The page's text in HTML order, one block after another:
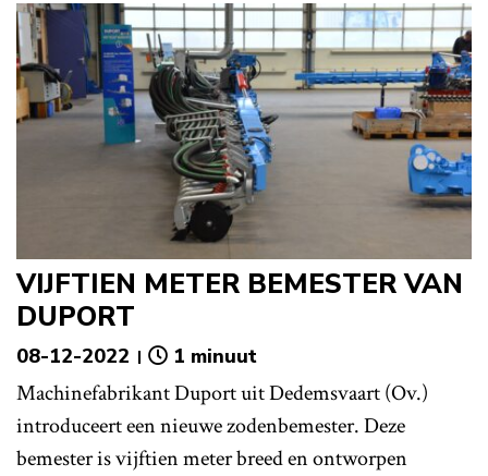
VIJFTIEN METER BEMESTER VAN
DUPORT
08-12-2022 1 minuut
Machinefabrikant Duport uit Dedemsvaart (Ov.)
introduceert een nieuwe zodenbemester. Deze
bemester is vijftien meter breed en ontworpen